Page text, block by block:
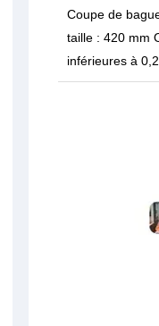
Coupe de
taille : 420 mm
inférieures à